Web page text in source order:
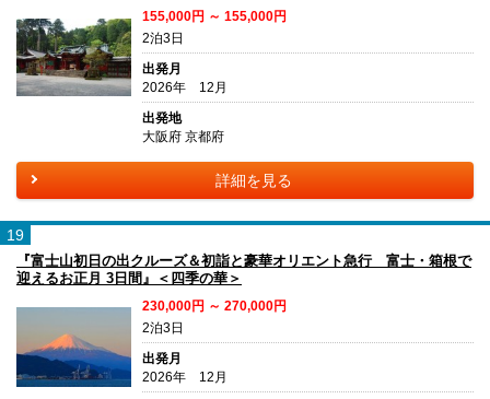
155,000円 ～ 155,000円
2泊3日
出発月
2026年 12月
出発地
大阪府 京都府
詳細を見る
19
『富士山初日の出クルーズ＆初詣と豪華オリエント急行 富士・箱根で
迎えるお正月 3日間』＜四季の華＞
230,000円 ～ 270,000円
2泊3日
出発月
2026年 12月